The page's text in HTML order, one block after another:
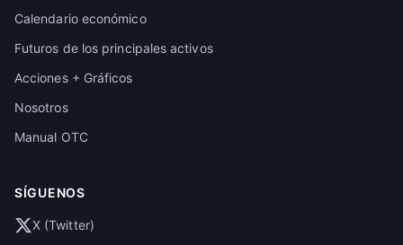
Calendario económico
Futuros de los principales activos
Acciones + Gráficos
Nosotros
Manual OTC
SÍGUENOS
X (Twitter)